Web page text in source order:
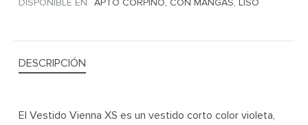
DISPONIBLE EN
APTO CORPIÑO, CON MANGAS, LISO
DESCRIPCIÓN
El Vestido Vienna XS es un vestido corto color violeta,